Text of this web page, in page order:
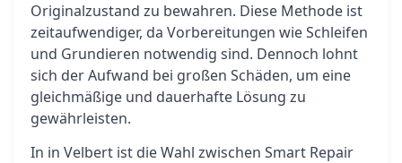
Originalzustand zu bewahren. Diese Methode ist
zeitaufwendiger, da Vorbereitungen wie Schleifen
und Grundieren notwendig sind. Dennoch lohnt
sich der Aufwand bei großen Schäden, um eine
gleichmäßige und dauerhafte Lösung zu
gewährleisten.
In in Velbert ist die Wahl zwischen Smart Repair